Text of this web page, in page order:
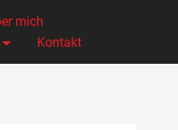
mich
Kontakt